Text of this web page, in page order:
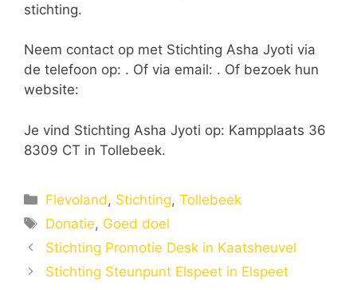
stichting.
Neem contact op met Stichting Asha Jyoti via
de telefoon op: . Of via email: . Of bezoek hun
website:
Je vind Stichting Asha Jyoti op: Kampplaats 36
8309 CT in Tollebeek.
Categorieën
Flevoland , Stichting,Tollebeek
Tags
Donatie, Goed doel
Stichting Promotie Desk in Kaatsheuvel
Stichting Steunpunt Elspeet in Elspeet